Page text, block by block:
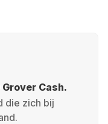
Cash.
die zich bij